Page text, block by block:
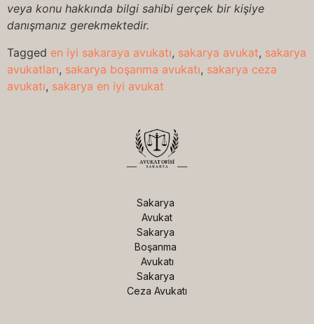
veya konu hakkında bilgi sahibi gerçek bir kişiye
danışmanız gerekmektedir.
Tagged en iyi sakaraya avukatı, sakarya avukat, sakarya
avukatları, sakarya boşanma avukatı, sakarya ceza
avukatı, sakarya en iyi avukat
Sakarya
Avukat
Sakarya
Boşanma
Avukatı
Sakarya
Ceza Avukatı